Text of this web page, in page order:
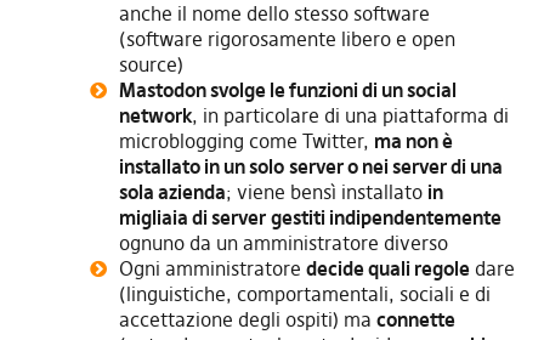
anche il nome dello stesso software
(software rigorosamente libero e open
source)
Mastodon svolge le funzioni di un social
network, in particolare di una piattaforma di
microblogging come Twitter, ma non è
installato in unsolo server o nei server di una
sola azienda; viene bensì installato in
migliaia di server gestiti indipendentemente
ognuno da un amministratore diverso
Ogni amministratore decide quali regoledare
(linguistiche, comportamentali, sociali e di
accettazione degli ospiti) ma connette